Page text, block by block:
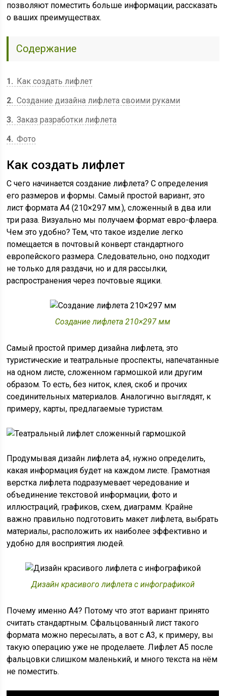
позволяют поместить больше информации, рассказать
о ваших преимуществах.
Содержание
1
Как создать лифлет
2 Создание дизайна лифлета своими руками
3 Заказ разработки лифлета
4 Фото
Как создать лифлет
С чего начинается создание лифлета? С определения
его размеров и формы. Самый простой вариант, это
лист формата А4 (210×297 мм.), сложенный в два или
три раза. Визуально мы получаем формат евро-флаера.
Чем это удобно? Тем, что такое изделие легко
помещается в почтовый конверт стандартного
европейского размера. Следовательно, оно подходит
не только для раздачи, но и для рассылки,
распространения через почтовые ящики.
Создание лифлета 210×297 мм
Самый простой пример дизайна лифлета, это
туристические и театральные проспекты, напечатанные
на одном листе, сложенном гармошкой или другим
образом. То есть, без ниток, клея, скоб и прочих
соединительных материалов. Аналогично выглядят, к
примеру, карты, предлагаемые туристам.
Продумывая дизайн лифлета а4, нужно определить,
какая информация будет на каждом листе. Грамотная
верстка лифлета подразумевает чередование и
объединение текстовой информации, фото и
иллюстраций, графиков, схем, диаграмм. Крайне
важно правильно подготовить макет лифлета, выбрать
материалы, расположить их наиболее эффективно и
удобно для восприятия людей.
Дизайн красивого лифлета с инфографикой
Почему именно А4? Потому что этот вариант принято
считать стандартным. Сфальцованный лист такого
формата можно пересылать, а вот с А3, к примеру, вы
такую операцию уже не проделаете. Лифлет А5 после
фальцовки слишком маленький, и много текста на нём
не поместить.